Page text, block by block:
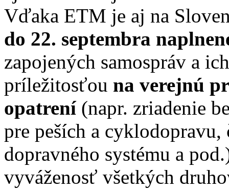
Vďaka ETM je aj na
do 22. septembra
zapojených samospráv a
príležitosťou na verejnú
opatrení(napr. zriadenie
pre peších a
dopravného systému a
vyváženosť všetkých